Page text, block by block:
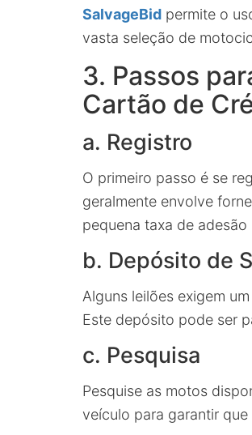
SalvageBid permite o
vasta seleção de
3. Passos
Cartão de
a. Registro
O primeiro passo é se
geralmente envolve
pequena taxa de adesão
b. Depósito de
Alguns leilões exigem
Este depósito pode ser
c. Pesquisa
Pesquise as motos
veículo para garantir